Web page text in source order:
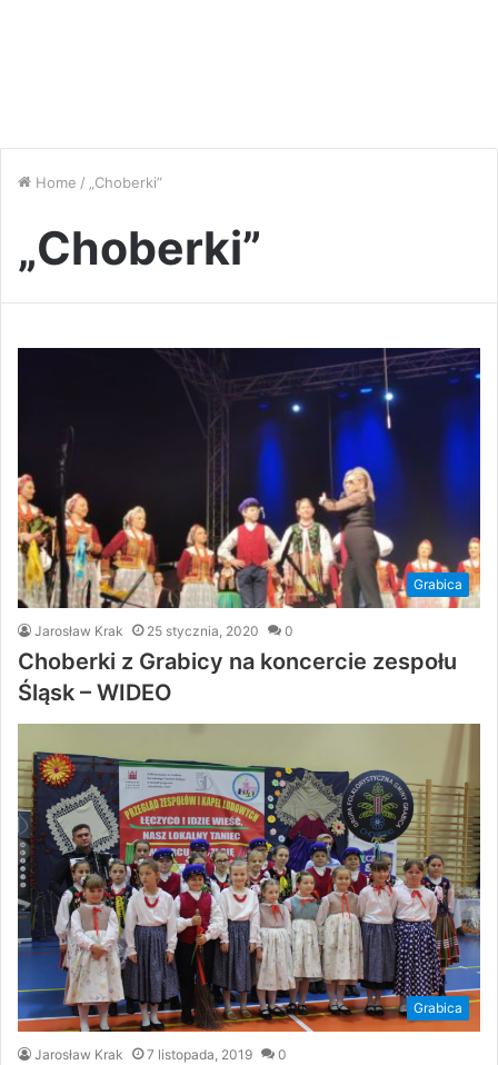
Home / „Choberki”
„Choberki”
Grabica
Jarosław Krak 25 stycznia, 2020 0
Choberki z Grabicy na koncercie zespołu
Śląsk – WIDEO
Grabica
Jarosław Krak 7 listopada, 2019 0